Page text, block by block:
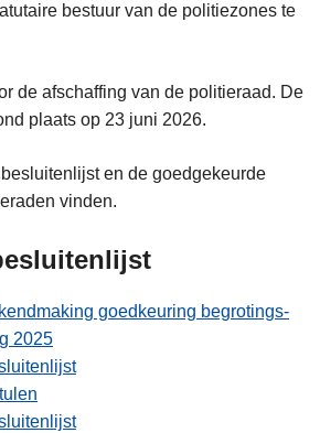
bestuur van de politiezones te
de afschaffing van de politieraad. De
plaats op 23 juni 2026.
en de goedgekeurde
vinden.
goedkeuring begrotings-
2025